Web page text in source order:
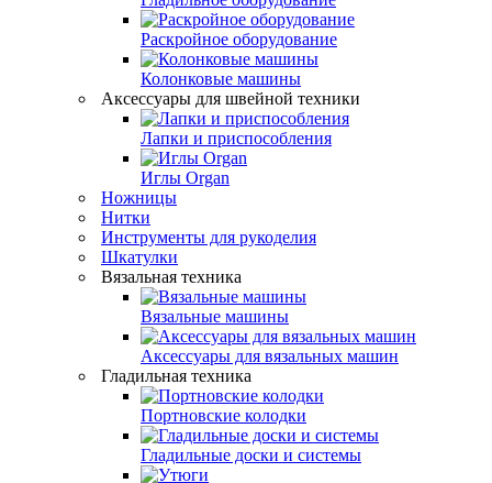
Раскройное оборудование
Колонковые машины
Аксессуары для швейной техники
Лапки и приспособления
Иглы Organ
Ножницы
Нитки
Инструменты для рукоделия
Шкатулки
Вязальная техника
Вязальные машины
Аксессуары для вязальных машин
Гладильная техника
Портновские колодки
Гладильные доски и системы